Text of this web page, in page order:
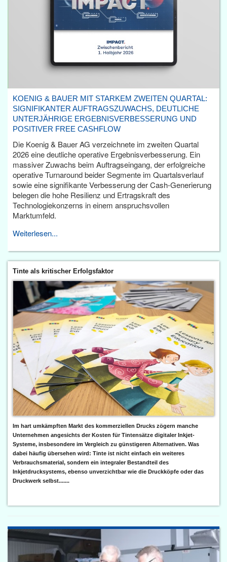
KOENIG & BAUER MIT STARKEM ZWEITEN QUARTAL:
SIGNIFIKANTER AUFTRAGSZUWACHS, DEUTLICHE
UNTERJÄHRIGE ERGEBNISVERBESSERUNG UND
POSITIVER FREE CASHFLOW
Die Koenig & Bauer AG verzeichnete im zweiten Quartal
2026 eine deutliche operative Ergebnisverbesserung. Ein
massiver Zuwachs beim Auftragseingang, der erfolgreiche
operative Turnaround beider Segmente im Quartalsverlauf
sowie eine signifikante Verbesserung der Cash-Generierung
belegen die hohe Resilienz und Ertragskraft des
Technologiekonzerns in einem anspruchsvollen
Marktumfeld.
Weiterlesen...
Tinte als kritischer Erfolgsfaktor
Im hart umkämpften Markt des kommerziellen Drucks zögern manche
Unternehmen angesichts der Kosten für Tintensätze digitaler Inkjet-
Systeme, insbesondere im Vergleich zu günstigeren Alternativen. Was
dabei häufig übersehen wird: Tinte ist nicht einfach ein weiteres
Verbrauchsmaterial, sondern ein integraler Bestandteil des
Inkjetdrucksystems, ebenso unverzichtbar wie die Druckköpfe oder das
Druckwerk selbst.......